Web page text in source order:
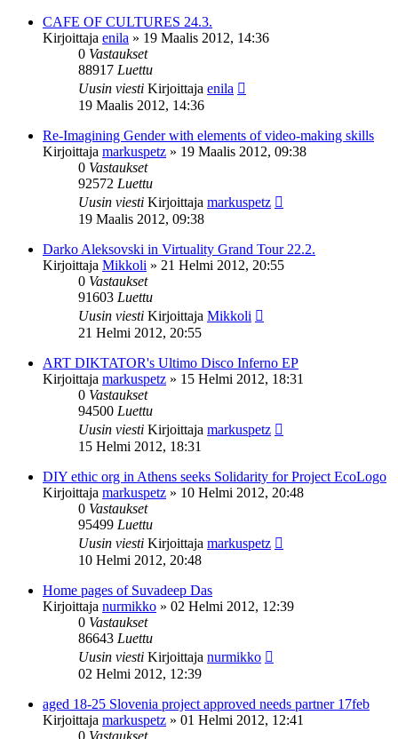
CAFE OF CULTURES 24.3.
Kirjoittaja enila » 19 Maalis 2012, 14:36
0 Vastaukset
88917 Luettu
Uusin viesti Kirjoittaja enila
19 Maalis 2012, 14:36
Re-Imagining Gender with elements of video-making skills
Kirjoittaja markuspetz » 19 Maalis 2012, 09:38
0 Vastaukset
92572 Luettu
Uusin viesti Kirjoittaja markuspetz
19 Maalis 2012, 09:38
Darko Aleksovski in Virtuality Grand Tour 22.2.
Kirjoittaja Mikkoli » 21 Helmi 2012, 20:55
0 Vastaukset
91603 Luettu
Uusin viesti Kirjoittaja Mikkoli
21 Helmi 2012, 20:55
ART DIKTATOR's Ultimo Disco Inferno EP
Kirjoittaja markuspetz » 15 Helmi 2012, 18:31
0 Vastaukset
94500 Luettu
Uusin viesti Kirjoittaja markuspetz
15 Helmi 2012, 18:31
DIY ethic org in Athens seeks Solidarity for Project EcoLogo
Kirjoittaja markuspetz » 10 Helmi 2012, 20:48
0 Vastaukset
95499 Luettu
Uusin viesti Kirjoittaja markuspetz
10 Helmi 2012, 20:48
Home pages of Suvadeep Das
Kirjoittaja nurmikko » 02 Helmi 2012, 12:39
0 Vastaukset
86643 Luettu
Uusin viesti Kirjoittaja nurmikko
02 Helmi 2012, 12:39
aged 18-25 Slovenia project approved needs partner 17feb
Kirjoittaja markuspetz » 01 Helmi 2012, 12:41
0 Vastaukset